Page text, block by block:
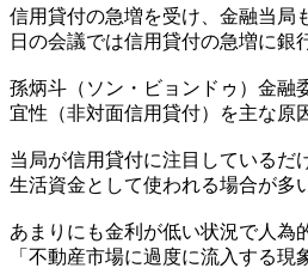
信用貸付の急増を受け、金融当局
日の会議では信用貸付の急増に銀
孫炳斗（ソン・ビョンドゥ）金融
宜性（非対面信用貸付）を主な原
当局が信用貸付に注目しているだ
生活資金として使われる場合が多
あまりにも金利が低い状況で人為
「不動産市場に過度に流入する